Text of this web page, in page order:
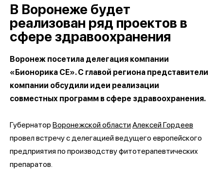
В Воронеже будет
реализован ряд проектов в
сфере здравоохранения
Воронеж посетила делегация компании
«Бионорика СЕ». С главой региона представители
компании обсудили идеи реализации
совместных программ в сфере здравоохранения.
Губернатор Воронежской областиАлексей Гордеев
провел встречу с делегацией ведущего европейского
предприятия по производству фитотерапевтических
препаратов.